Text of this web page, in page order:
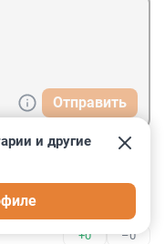
Отправить
+0 –0
и другие